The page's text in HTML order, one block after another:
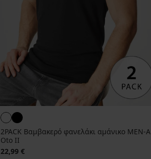
2PACK Βαμβακερό φανελάκι αμάνικο MEN-A
Oto II
22,99 €